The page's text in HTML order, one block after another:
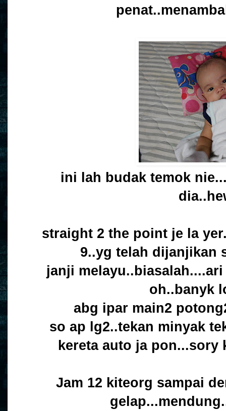
ini lah budak temok
straight 2 the point je la
9..yg telah dijanjikan
janji
oh..banyk
abg ipar main2
so ap lg2..tekan minyak
kereta auto ja pon...sory
Jam 12 kiteorg sampai